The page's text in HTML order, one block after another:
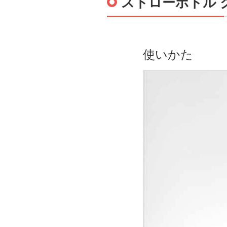
使いかた